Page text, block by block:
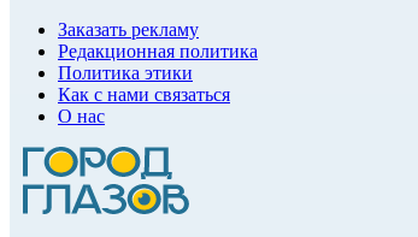
Заказать рекламу
Редакционная политика
Политика этики
Как с нами связаться
О нас